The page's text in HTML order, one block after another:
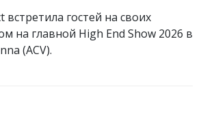
встретила гостей на своих
на главной High End Show 2026 в
(ACV).